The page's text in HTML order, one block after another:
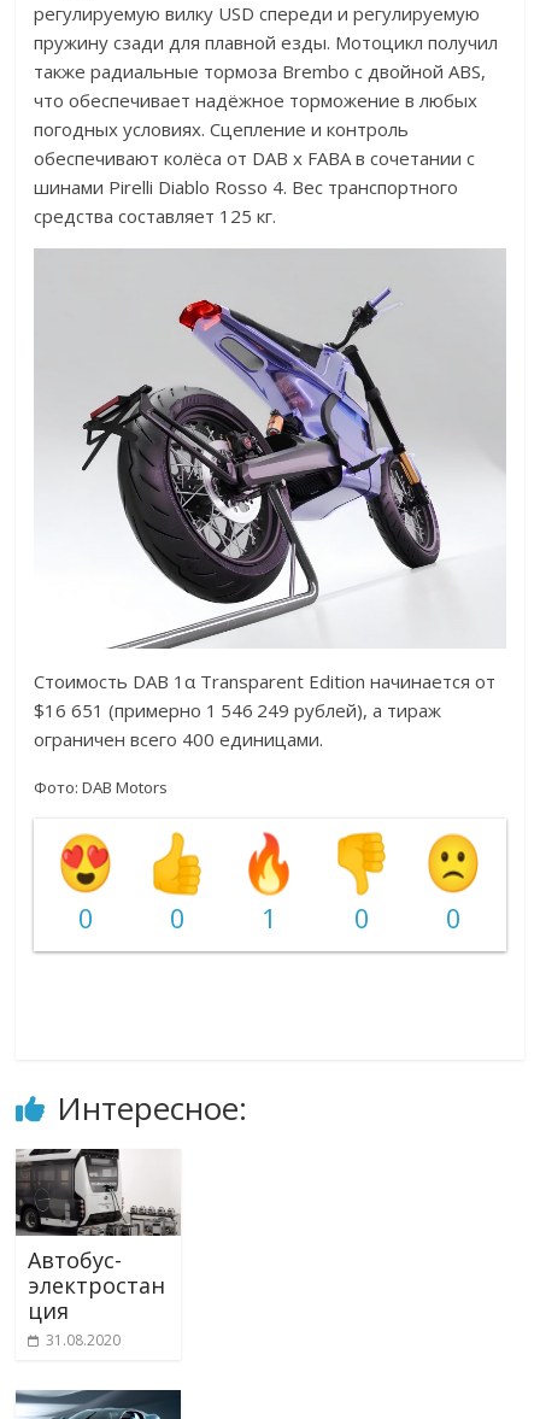
регулируемую вилку USD спереди и регулируемую
пружину сзади для плавной езды. Мотоцикл получил
также радиальные тормоза Brembo с двойной ABS,
что обеспечивает надёжное торможение в любых
погодных условиях. Сцепление и контроль
обеспечивают колёса от DAB x FABA в сочетании с
шинами Pirelli Diablo Rosso 4. Вес транспортного
средства составляет 125 кг.
Стоимость DAB 1α Transparent Edition начинается от
$16 651 (примерно 1 546 249 рублей), а тираж
ограничен всего 400 единицами.
Фото: DAB Motors
0 0 1 0 0
Интересное:
Автобус-
электростан
ция
31.08.2020